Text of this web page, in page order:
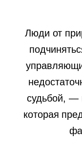
Люди от
судьбой, —
которая